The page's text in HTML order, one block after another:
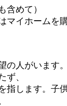
含めて）
マイホームを
の人がいます
ず、
指します。子